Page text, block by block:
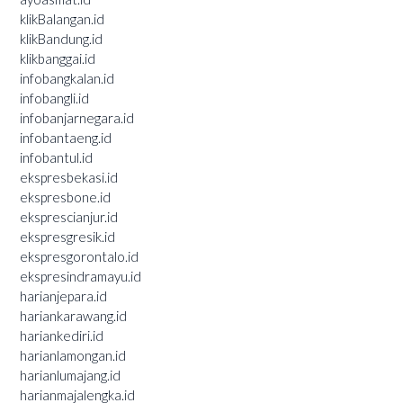
klikBalangan.id
klikBandung.id
klikbanggai.id
infobangkalan.id
infobangli.id
infobanjarnegara.id
infobantaeng.id
infobantul.id
ekspresbekasi.id
ekspresbone.id
eksprescianjur.id
ekspresgresik.id
ekspresgorontalo.id
ekspresindramayu.id
harianjepara.id
hariankarawang.id
hariankediri.id
harianlamongan.id
harianlumajang.id
harianmajalengka.id